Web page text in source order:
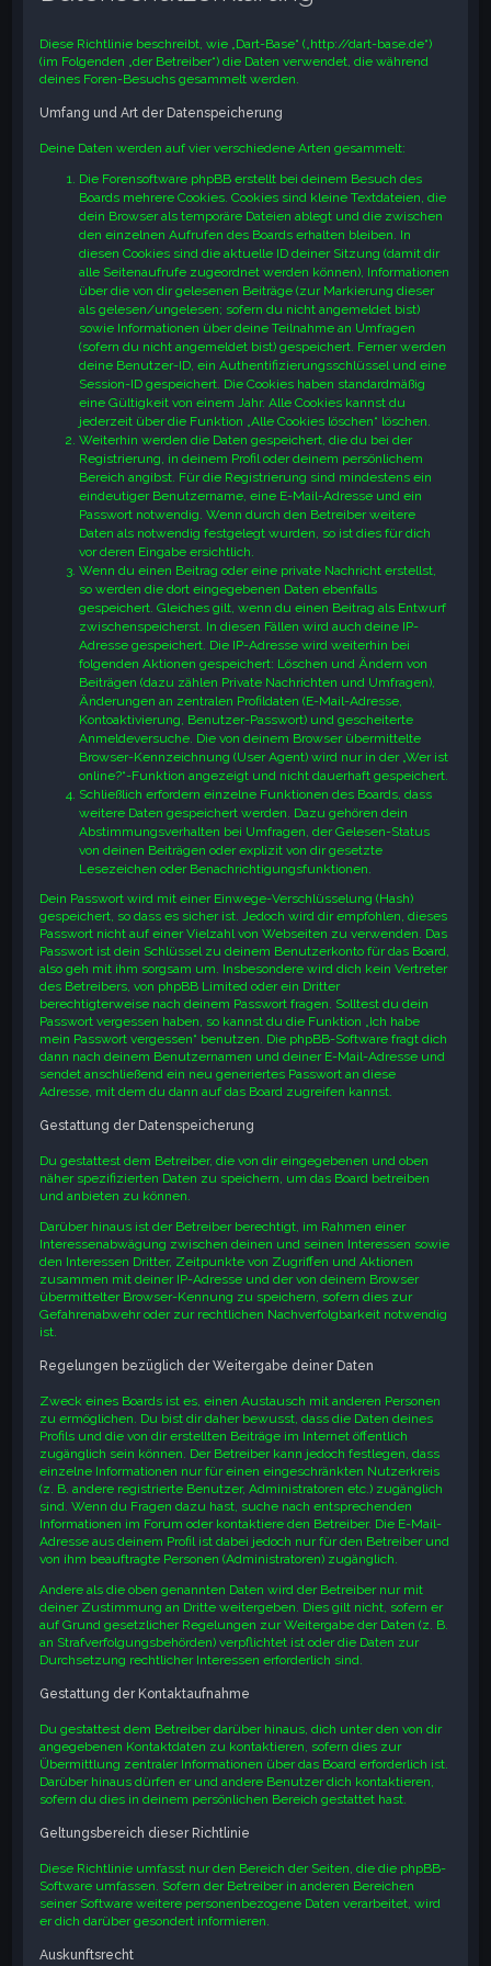
Diese Richtlinie beschreibt, wie „Dart-Base“ („http://dart-base.de“)
(im Folgenden „der Betreiber“) die Daten verwendet, die während
deines Foren-Besuchs gesammelt werden.
Umfang und Art der Datenspeicherung
Deine Daten werden auf vier verschiedene Arten gesammelt:
Die Forensoftware phpBB erstellt bei deinem Besuch des
Boards mehrere Cookies. Cookies sind kleine Textdateien, die
dein Browser als temporäre Dateien ablegt und die zwischen
den einzelnen Aufrufen des Boards erhalten bleiben. In
diesen Cookies sind die aktuelle ID deiner Sitzung (damit dir
alle Seitenaufrufe zugeordnet werden können), Informationen
über die von dir gelesenen Beiträge (zur Markierung dieser
als gelesen/ungelesen; sofern du nicht angemeldet bist)
sowie Informationen über deine Teilnahme an Umfragen
(sofern du nicht angemeldet bist) gespeichert. Ferner werden
deine Benutzer-ID, ein Authentifizierungsschlüssel und eine
Session-ID gespeichert. Die Cookies haben standardmäßig
eine Gültigkeit von einem Jahr. Alle Cookies kannst du
jederzeit über die Funktion „Alle Cookies löschen“ löschen.
Weiterhin werden die Daten gespeichert, die du bei der
Registrierung, in deinem Profil oder deinem persönlichem
Bereich angibst. Für die Registrierung sind mindestens ein
eindeutiger Benutzername, eine E-Mail-Adresse und ein
Passwort notwendig. Wenn durch den Betreiber weitere
Daten als notwendig festgelegt wurden, so ist dies für dich
vor deren Eingabe ersichtlich.
Wenn du einen Beitrag oder eine private Nachricht erstellst,
so werden die dort eingegebenen Daten ebenfalls
gespeichert. Gleiches gilt, wenn du einen Beitrag als Entwurf
zwischenspeicherst. In diesen Fällen wird auch deine IP-
Adresse gespeichert. Die IP-Adresse wird weiterhin bei
folgenden Aktionen gespeichert: Löschen und Ändern von
Beiträgen (dazu zählen Private Nachrichten und Umfragen),
Änderungen an zentralen Profildaten (E-Mail-Adresse,
Kontoaktivierung, Benutzer-Passwort) und gescheiterte
Anmeldeversuche. Die von deinem Browser übermittelte
Browser-Kennzeichnung (User Agent) wird nur in der „Wer ist
online?“-Funktion angezeigt und nicht dauerhaft gespeichert.
Schließlich erfordern einzelne Funktionen des Boards, dass
weitere Daten gespeichert werden. Dazu gehören dein
Abstimmungsverhalten bei Umfragen, der Gelesen-Status
von deinen Beiträgen oder explizit von dir gesetzte
Lesezeichen oder Benachrichtigungsfunktionen.
Dein Passwort wird mit einer Einwege-Verschlüsselung (Hash)
gespeichert, so dass es sicher ist. Jedoch wird dir empfohlen, dieses
Passwort nicht auf einer Vielzahl von Webseiten zu verwenden. Das
Passwort ist dein Schlüssel zu deinem Benutzerkonto für das Board,
also geh mit ihm sorgsam um. Insbesondere wird dich kein Vertreter
des Betreibers, von phpBB Limited oder ein Dritter
berechtigterweise nach deinem Passwort fragen. Solltest du dein
Passwort vergessen haben, so kannst du die Funktion „Ich habe
mein Passwort vergessen“ benutzen. Die phpBB-Software fragt dich
dann nach deinem Benutzernamen und deiner E-Mail-Adresse und
sendet anschließend ein neu generiertes Passwort an diese
Adresse, mit dem du dann auf das Board zugreifen kannst.
Gestattung der Datenspeicherung
Du gestattest dem Betreiber, die von dir eingegebenen und oben
näher spezifizierten Daten zu speichern, um das Board betreiben
und anbieten zu können.
Darüber hinaus ist der Betreiber berechtigt, im Rahmen einer
Interessenabwägung zwischen deinen und seinen Interessen sowie
den Interessen Dritter, Zeitpunkte von Zugriffen und Aktionen
zusammen mit deiner IP-Adresse und der von deinem Browser
übermittelter Browser-Kennung zu speichern, sofern dies zur
Gefahrenabwehr oder zur rechtlichen Nachverfolgbarkeit notwendig
ist.
Regelungen bezüglich der Weitergabe deiner Daten
Zweck eines Boards ist es, einen Austausch mit anderen Personen
zu ermöglichen. Du bist dir daher bewusst, dass die Daten deines
Profils und die von dir erstellten Beiträge im Internet öffentlich
zugänglich sein können. Der Betreiber kann jedoch festlegen, dass
einzelne Informationen nur für einen eingeschränkten Nutzerkreis
(z. B. andere registrierte Benutzer, Administratoren etc.) zugänglich
sind. Wenn du Fragen dazu hast, suche nach entsprechenden
Informationen im Forum oder kontaktiere den Betreiber. Die E-Mail-
Adresse aus deinem Profil ist dabei jedoch nur für den Betreiber und
von ihm beauftragte Personen (Administratoren) zugänglich.
Andere als die oben genannten Daten wird der Betreiber nur mit
deiner Zustimmung an Dritte weitergeben. Dies gilt nicht, sofern er
auf Grund gesetzlicher Regelungen zur Weitergabe der Daten (z. B.
an Strafverfolgungsbehörden) verpflichtet ist oder die Daten zur
Durchsetzung rechtlicher Interessen erforderlich sind.
Gestattung der Kontaktaufnahme
Du gestattest dem Betreiber darüber hinaus, dich unter den von dir
angegebenen Kontaktdaten zu kontaktieren, sofern dies zur
Übermittlung zentraler Informationen über das Board erforderlich ist.
Darüber hinaus dürfen er und andere Benutzer dich kontaktieren,
sofern du dies in deinem persönlichen Bereich gestattet hast.
Geltungsbereich dieser Richtlinie
Diese Richtlinie umfasst nur den Bereich der Seiten, die die phpBB-
Software umfassen. Sofern der Betreiber in anderen Bereichen
seiner Software weitere personenbezogene Daten verarbeitet, wird
er dich darüber gesondert informieren.
Auskunftsrecht